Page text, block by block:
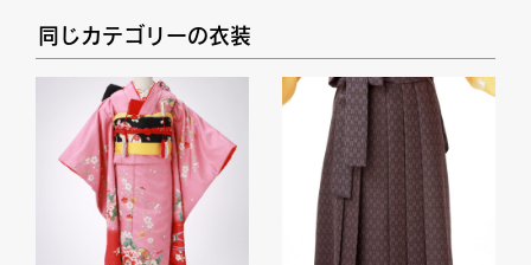
同じカテゴリーの衣装